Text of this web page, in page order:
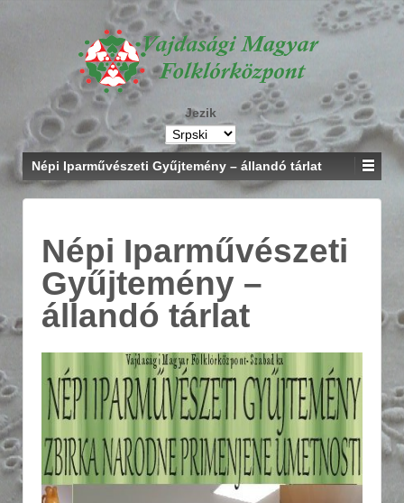
Jezik
Népi Iparművészeti Gyűjtemény – állandó tárlat
Népi Iparművészeti
Gyűjtemény –
állandó tárlat